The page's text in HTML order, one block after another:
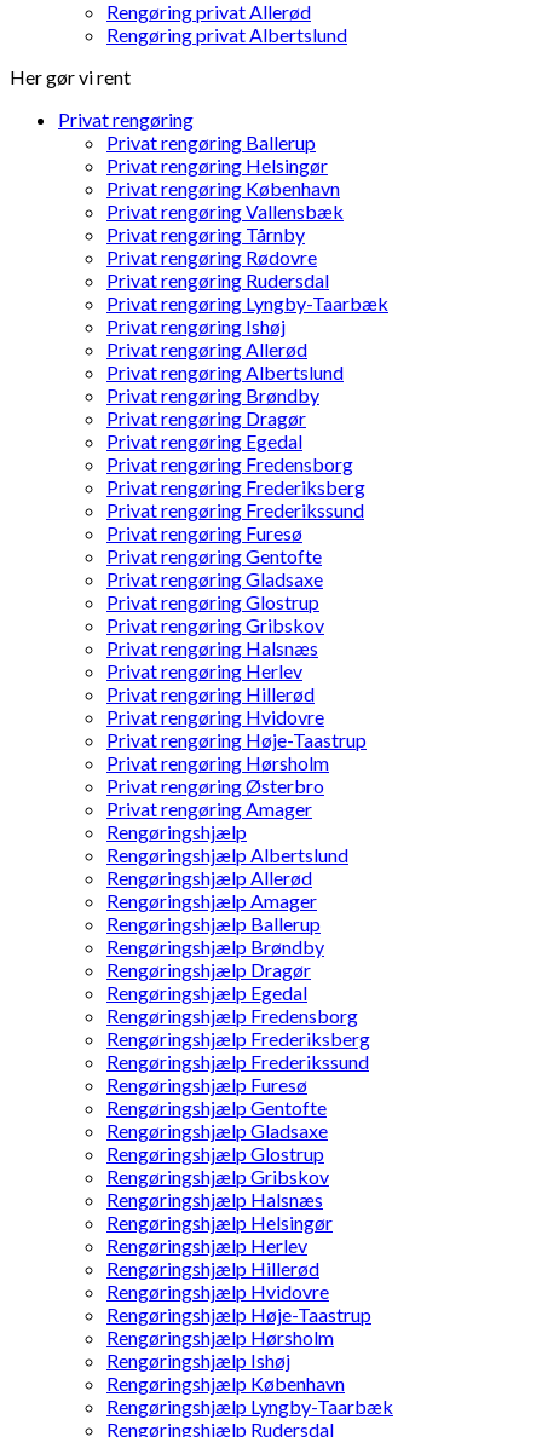
Rengøring privat Allerød
Rengøring privat Albertslund
Her gør vi rent
Privat rengøring
Privat rengøring Ballerup
Privat rengøring Helsingør
Privat rengøring København
Privat rengøring Vallensbæk
Privat rengøring Tårnby
Privat rengøring Rødovre
Privat rengøring Rudersdal
Privat rengøring Lyngby-Taarbæk
Privat rengøring Ishøj
Privat rengøring Allerød
Privat rengøring Albertslund
Privat rengøring Brøndby
Privat rengøring Dragør
Privat rengøring Egedal
Privat rengøring Fredensborg
Privat rengøring Frederiksberg
Privat rengøring Frederikssund
Privat rengøring Furesø
Privat rengøring Gentofte
Privat rengøring Gladsaxe
Privat rengøring Glostrup
Privat rengøring Gribskov
Privat rengøring Halsnæs
Privat rengøring Herlev
Privat rengøring Hillerød
Privat rengøring Hvidovre
Privat rengøring Høje-Taastrup
Privat rengøring Hørsholm
Privat rengøring Østerbro
Privat rengøring Amager
Rengøringshjælp
Rengøringshjælp Albertslund
Rengøringshjælp Allerød
Rengøringshjælp Amager
Rengøringshjælp Ballerup
Rengøringshjælp Brøndby
Rengøringshjælp Dragør
Rengøringshjælp Egedal
Rengøringshjælp Fredensborg
Rengøringshjælp Frederiksberg
Rengøringshjælp Frederikssund
Rengøringshjælp Furesø
Rengøringshjælp Gentofte
Rengøringshjælp Gladsaxe
Rengøringshjælp Glostrup
Rengøringshjælp Gribskov
Rengøringshjælp Halsnæs
Rengøringshjælp Helsingør
Rengøringshjælp Herlev
Rengøringshjælp Hillerød
Rengøringshjælp Hvidovre
Rengøringshjælp Høje-Taastrup
Rengøringshjælp Hørsholm
Rengøringshjælp Ishøj
Rengøringshjælp København
Rengøringshjælp Lyngby-Taarbæk
Rengøringshjælp Rudersdal